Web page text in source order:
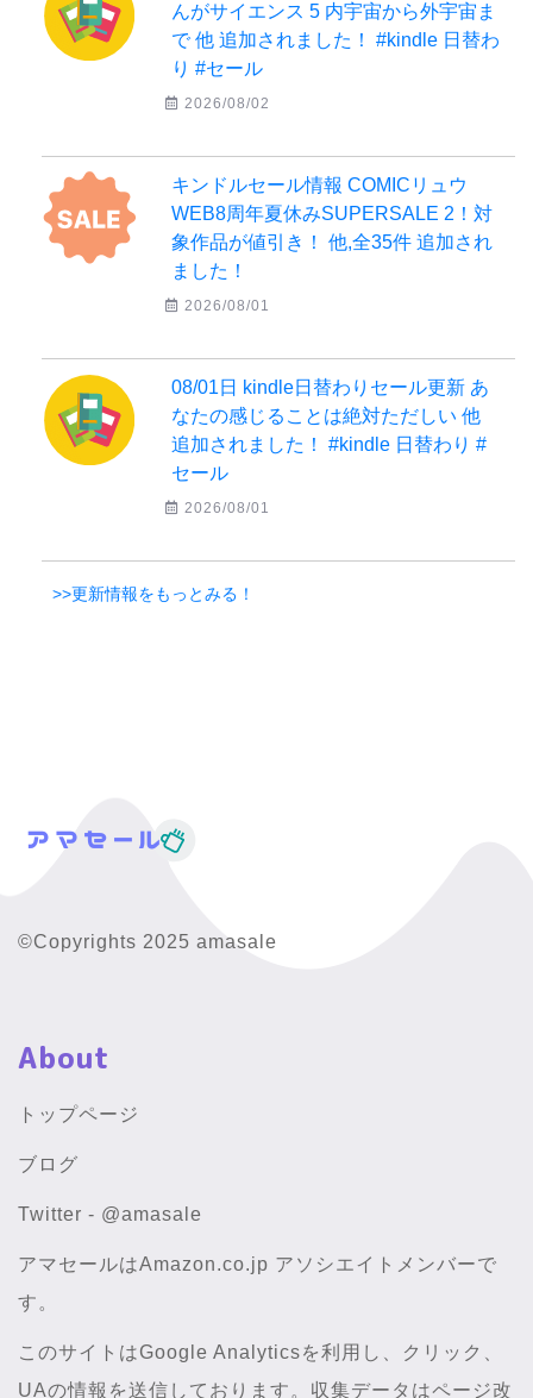
んがサイエンス 5 内宇宙から外宇宙ま
で 他 追加されました！ #kindle 日替わ
り #セール
2026/08/02
キンドルセール情報 COMICリュウ
WEB8周年夏休みSUPERSALE 2！対
象作品が値引き！ 他,全35件 追加され
ました！
2026/08/01
08/01日 kindle日替わりセール更新 あ
なたの感じることは絶対ただしい 他
追加されました！ #kindle 日替わり #
セール
2026/08/01
>>更新情報をもっとみる！
©Copyrights 2025 amasale
About
トップページ
ブログ
Twitter - @amasale
アマセールはAmazon.co.jp アソシエイトメンバーで
す。
このサイトはGoogle Analyticsを利用し、クリック、
UAの情報を送信しております。収集データはページ改